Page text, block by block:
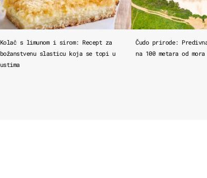
Kolač s limunom i sirom: Recept za
božanstvenu slasticu koja se topi u
ustima
Čudo prirode:
na 100 metara od mora